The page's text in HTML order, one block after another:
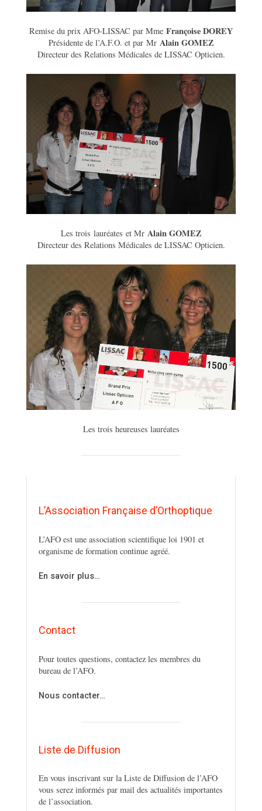
Remise du prix AFO-LISSAC par Mme Françoise DOREY
Présidente de l’A.F.O. et par Mr Alain GOMEZ
Directeur des Relations Médicales de LISSAC Opticien.
Les trois lauréates et Mr Alain GOMEZ
Directeur des Relations Médicales de LISSAC Opticien.
Les trois heureuses lauréates
L’Association Française d’Orthoptique
L’AFO est une association scientifique loi 1901 et
organisme de formation continue agréé.
En savoir plus…
Contact
Pour toutes questions, contactez les membres du
bureau de l’AFO.
Nous contacter…
Liste de Diffusion
En vous inscrivant sur la Liste de Diffusion de l’AFO
vous serez informés par mail des actualités importantes
de l’association.